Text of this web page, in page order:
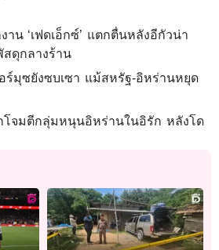
น ‘เฟดเอ็กซ์’ แตกตื่นหลังอีกัวน่า
สดุกลางร้าน
อร์มุซยังซบเซา แม้สหรัฐ-อิหร่านหยุด
โจมตีกลุ่มหนุนอิหร่านในอิรัก หลังโด